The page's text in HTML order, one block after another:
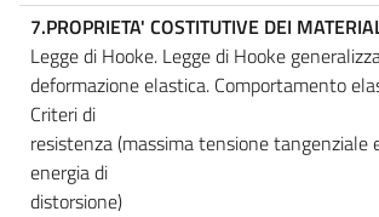
7.PROPRIETA' COSTITUTIVE DEI
Legge di Hooke. Legge di Hooke
deformazione elastica. Comportamento
Criteri di
resistenza (massima tensione tangenziale
energia di
distorsione)